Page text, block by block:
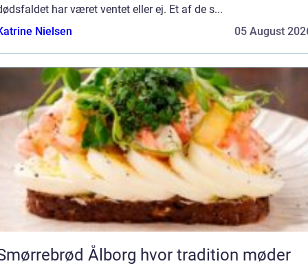
har været ventet eller ej. Et af de s...
Nielsen
05 August
Ålborg hvor tradition møder